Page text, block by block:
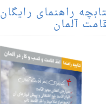
راهنمای رایگان
آلمان